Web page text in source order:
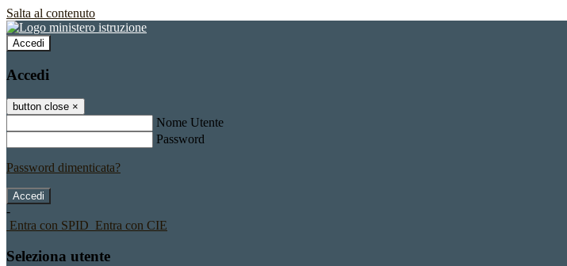
Salta al contenuto
Accedi
Accedi
button close ×
Nome Utente
Password
Password dimenticata?
-
Entra con SPID Entra con CIE
Seleziona utente